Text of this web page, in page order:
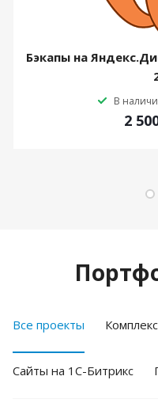
Бэкапы на
В
2
Все проекты
Cайты на 1С-Битрикс